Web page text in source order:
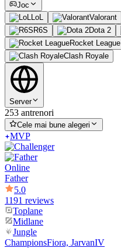
Joc
LoL
Valorant
R6S
Dota 2
Rocket League
Clash Royale
Server
253 antrenori
Cele mai bune alegeri
MVP
Online
Father
5.0
1191 reviews
Toplane
Midlane
Jungle
ChampionsFiora, JarvanIV